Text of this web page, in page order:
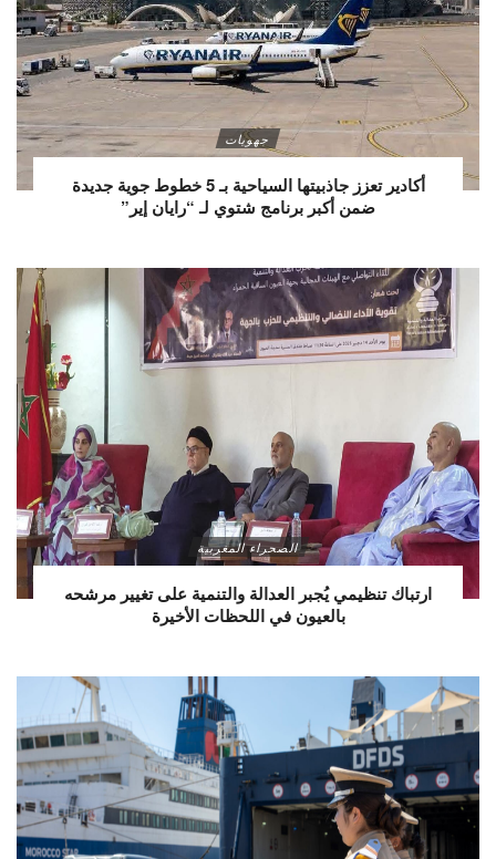
جهويات
أكادير تعزز جاذبيتها السياحية بـ 5 خطوط جوية جديدة
ضمن أكبر برنامج شتوي لـ “رايان إير”
الصحراء المغربية
ارتباك تنظيمي يُجبر العدالة والتنمية على تغيير مرشحه
بالعيون في اللحظات الأخيرة